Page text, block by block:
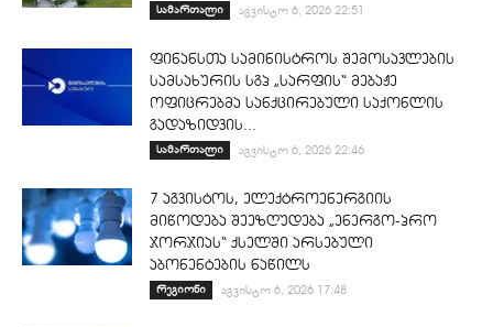
სამართალი აგვისტო 6, 2026 22:51
ფინანსთა სამინისტროს შემოსავლების
სამსახურის სგპ „სარფის“ მებაჟე
ოფიცრებმა სანქცირებული საქონლის
გადაზიდვის...
სამართალი აგვისტო 6, 2026 22:46
7 აგვისტოს, ელექტროენერგიის
მიწოდება შეეზღუდება „ენერგო-პრო
ჯორჯიას“ ქსელში არსებული
აბონენტების ნაწილს
რეგიონი აგვისტო 6, 2026 17:48